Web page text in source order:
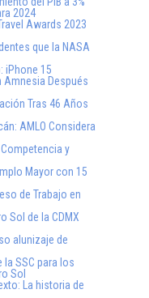
2024
Awards 2023
que la NASA
iPhone 15
Amnesia Después
Tras 46 Años
AMLO Considera
y
Mayor con 15
de Trabajo en
Sol de la CDMX
alunizaje de
SSC para los
Sol
La historia de